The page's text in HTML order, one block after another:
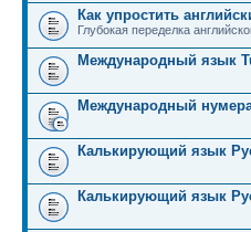
Как упростить
Глубокая переделка
Международный язык
Международный
Калькирующий язык
Калькирующий язык